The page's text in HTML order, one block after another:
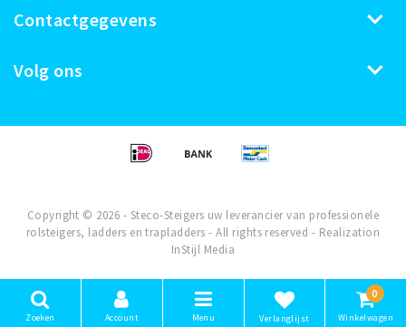
Contactgegevens
Volg ons
Copyright © 2026 - Steco-Steigers uw leverancier van professionele
rolsteigers, ladders en trapladders - All rights reserved - Realization
InStijl Media
Zoeken Account Menu Verlanglijst
0
Winkelwagen